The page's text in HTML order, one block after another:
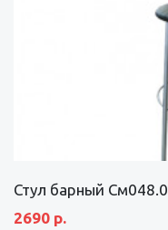
Стул барный См048.0
2690 р.